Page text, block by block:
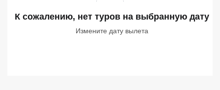
К сожалению, нет туров на выбранную дату
Измените дату вылета
Сетевые отели Египта